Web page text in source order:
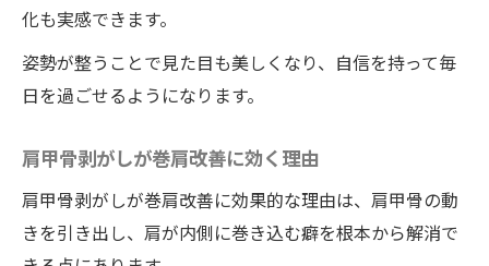
化も実感できます。
姿勢が整うことで見た目も美しくなり、自信を持って毎
日を過ごせるようになります。
肩甲骨剥がしが巻肩改善に効く理由
肩甲骨剥がしが巻肩改善に効果的な理由は、肩甲骨の動
きを引き出し、肩が内側に巻き込む癖を根本から解消で